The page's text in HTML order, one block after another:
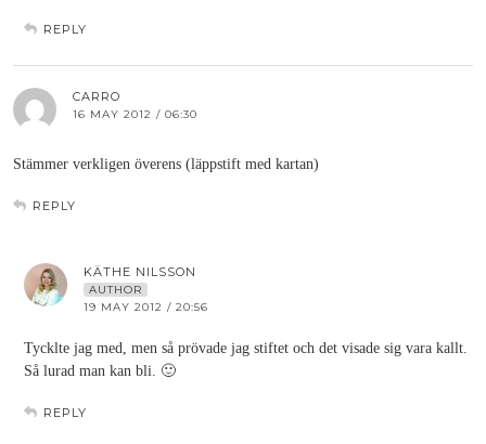
REPLY
CARRO
16 MAY 2012 / 06:30
Stämmer verkligen överens (läppstift med kartan)
REPLY
KÄTHE NILSSON
AUTHOR
19 MAY 2012 / 20:56
Tycklte jag med, men så prövade jag stiftet och det visade sig vara kallt.
Så lurad man kan bli. 🙂
REPLY